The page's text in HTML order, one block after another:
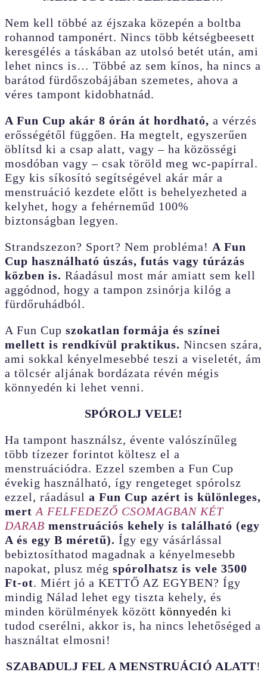
Nem kell többé az éjszaka közepén a boltba
rohannod tamponért. Nincs több kétségbeesett
keresgélés a táskában az utolsó betét után, ami
lehet nincs is… Többé az sem kínos, ha nincs a
barátod fürdőszobájában szemetes, ahova a
véres tampont kidobhatnád.
A Fun Cup akár 8 órán át hordható, a vérzés
erősségétől függően. Ha megtelt, egyszerűen
öblítsd ki a csap alatt, vagy – ha közösségi
mosdóban vagy – csak töröld meg wc-papírral.
Egy kis síkosító segítségével akár már a
menstruáció kezdete előtt is behelyezheted a
kelyhet, hogy a fehérneműd 100%
biztonságban legyen.
Strandszezon? Sport? Nem probléma! A Fun
Cup használható úszás, futás vagy túrázás
közben is. Ráadásul most már amiatt sem kell
aggódnod, hogy a tampon zsinórja kilóg a
fürdőruhádból.
A Fun Cup szokatlan formája és színei
mellett is rendkívül praktikus. Nincsen szára,
ami sokkal kényelmesebbé teszi a viseletét, ám
a tölcsér aljának bordázata révén mégis
könnyedén ki lehet venni.
SPÓROLJ VELE!
Ha tampont használsz, évente valószínűleg
több tízezer forintot költesz el a
menstruációdra. Ezzel szemben a Fun Cup
évekig használható, így rengeteget spórolsz
ezzel, ráadásul a Fun Cup azért is különleges,
mert A FELFEDEZŐ CSOMAGBAN KÉT
DARAB menstruációs kehely is található (egy
A és egy B méretű). Így egy vásárlással
bebiztosíthatod magadnak a kényelmesebb
napokat, plusz még spórolhatsz is vele 3500
Ft-ot. Miért jó a KETTŐ AZ EGYBEN? Így
mindig Nálad lehet egy tiszta kehely, és
minden körülmények között könnyedén ki
tudod cserélni, akkor is, ha nincs lehetőséged a
használtat elmosni!
SZABADULJ FEL A MENSTRUÁCIÓ ALATT!